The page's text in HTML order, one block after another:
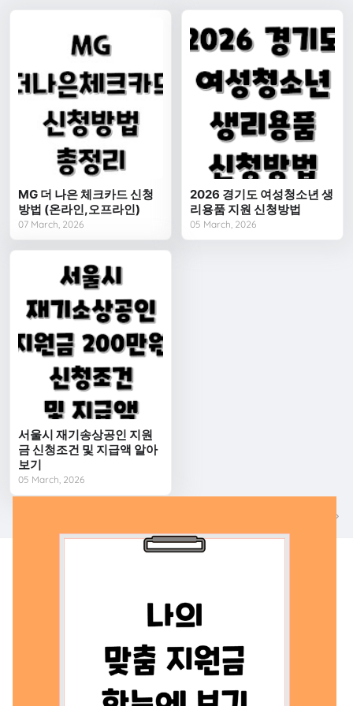
MG 더 나은 체크카드 신청
방법 (온라인,오프라인)
07 March, 2026
2026 경기도 여성청소년 생
리용품 지원 신청방법
05 March, 2026
서울시 재기송상공인 지원
금 신청조건 및 지급액 알아
보기
05 March, 2026